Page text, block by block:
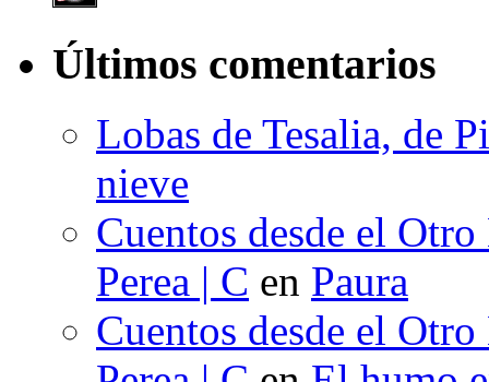
Últimos comentarios
Lobas de Tesalia, de
nieve
Cuentos desde el
Perea | C en Paura
Cuentos desde el